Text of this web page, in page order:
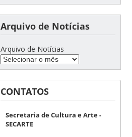
Arquivo de Notícias
Arquivo de Notícias
CONTATOS
Secretaria de Cultura e Arte -
SECARTE